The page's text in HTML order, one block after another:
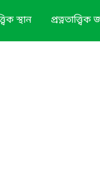
স্থান